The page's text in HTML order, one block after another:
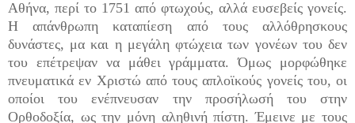
Αθήνα, περί το 1751 από φτωχούς, αλλά ευσεβείς γονείς.
Η απάνθρωπη καταπίεση από τους αλλόθρησκους
δυνάστες, μα και η μεγάλη φτώχεια των γονέων του δεν
του επέτρεψαν να μάθει γράμματα. Όμως μορφώθηκε
πνευματικά εν Χριστώ από τους απλοϊκούς γονείς του, οι
οποίοι του ενέπνευσαν την προσήλωσή του στην
Ορθοδοξία, ως την μόνη αληθινή πίστη. Έμεινε με τους